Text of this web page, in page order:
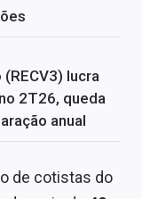
lucra
2T26, queda
anual
de cotistas do